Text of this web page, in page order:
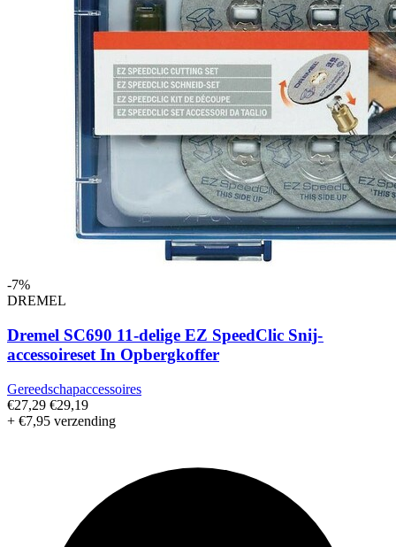
-7%
DREMEL
Dremel SC690 11-delige EZ SpeedClic Snij-
accessoireset In Opbergkoffer
Gereedschapaccessoires
€27,29 €29,19
+ €7,95 verzending